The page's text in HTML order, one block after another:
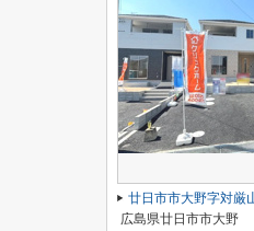
広島県廿日市市大野